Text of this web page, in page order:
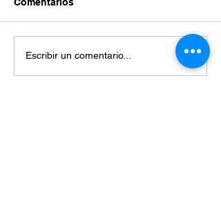
Escribir un comentario...